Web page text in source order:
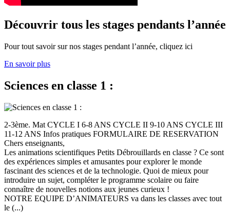
Découvrir tous les stages pendants l’année
Pour tout savoir sur nos stages pendant l’année, cliquez ici
En savoir plus
Sciences en classe 1 :
2-3ème. Mat CYCLE I 6-8 ANS CYCLE II 9-10 ANS CYCLE III
11-12 ANS Infos pratiques FORMULAIRE DE RESERVATION
Chers enseignants,
Les animations scientifiques Petits Débrouillards en classe ? Ce sont
des expériences simples et amusantes pour explorer le monde
fascinant des sciences et de la technologie. Quoi de mieux pour
introduire un sujet, compléter le programme scolaire ou faire
connaître de nouvelles notions aux jeunes curieux !
NOTRE EQUIPE D’ANIMATEURS va dans les classes avec tout
le (...)